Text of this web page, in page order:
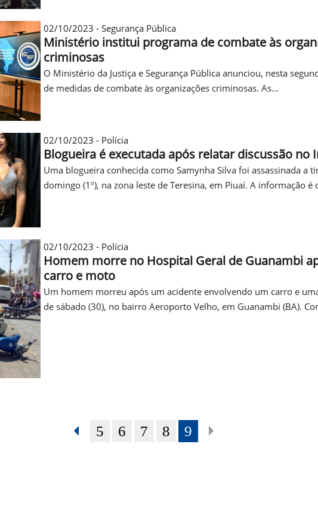
02/10/2023 - Segurança Pública
Ministério institui programa de combate às
criminosas
O Ministério da Justiça e Segurança Pública anunciou, nesta
de medidas de combate às organizações criminosas. As...
02/10/2023 - Polícia
Blogueira é executada após relatar discussão no
Uma blogueira conhecida como Samynha Silva foi assassinada a
domingo (1º), na zona leste de Teresina, em Piuaí. A informação é
02/10/2023 - Polícia
Homem morre no Hospital Geral de Guanambi
carro e moto
Um homem morreu após um acidente envolvendo um carro e
de sábado (30), no bairro Aeroporto Velho, em Guanambi (BA).
5 6 7 8 9